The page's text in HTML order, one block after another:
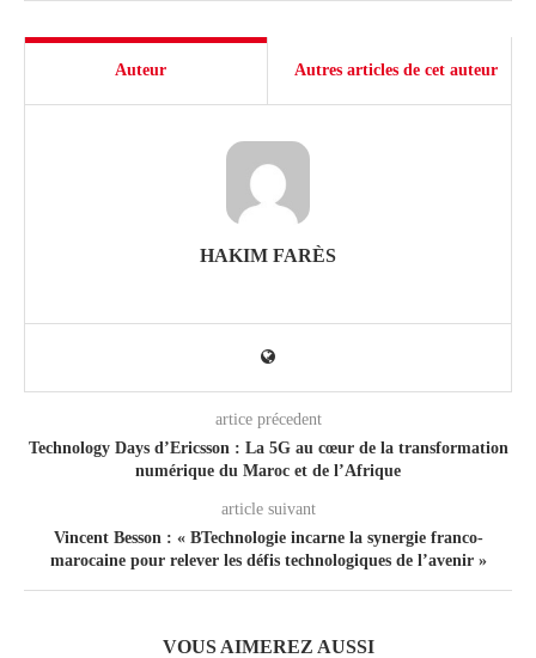
Auteur Autres articles de cet auteur
HAKIM FARÈS
artice précedent
Technology Days d’Ericsson : La 5G au cœur de la transformation
numérique du Maroc et de l’Afrique
article suivant
Vincent Besson : « BTechnologie incarne la synergie franco-
marocaine pour relever les défis technologiques de l’avenir »
VOUS AIMEREZ AUSSI